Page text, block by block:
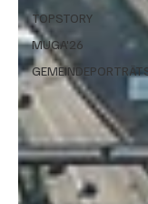
TOPSTORY
MUGA'26